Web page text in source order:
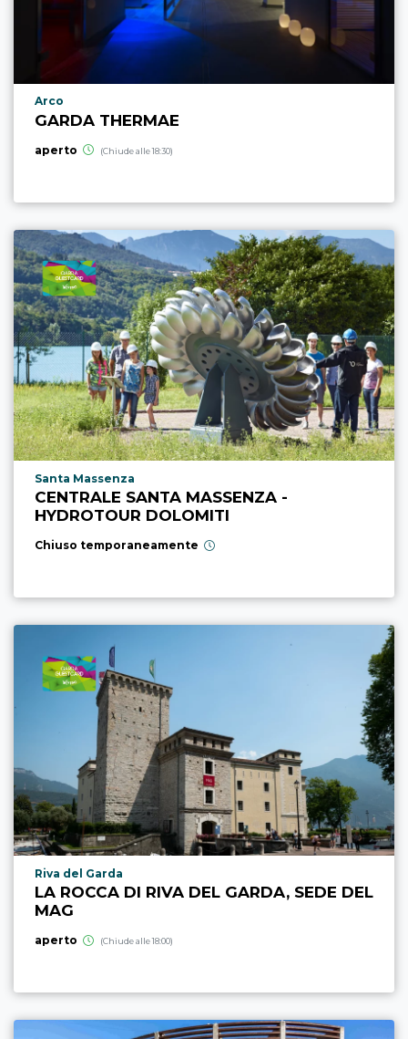
Località punto di interesse
Arco
GARDA THERMAE
aperto (Chiude alle 18:30)
Località punto di interesse
Santa Massenza
CENTRALE SANTA MASSENZA -
HYDROTOUR DOLOMITI
Chiuso temporaneamente
Località punto di interesse
Riva del Garda
LA ROCCA DI RIVA DEL GARDA, SEDE DEL
MAG
aperto (Chiude alle 18:00)